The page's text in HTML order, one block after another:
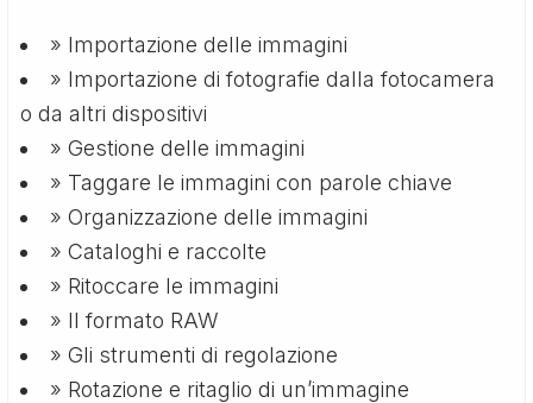
» Importazione delle immagini
» Importazione di fotografie dalla fotocamera
o da altri dispositivi
» Gestione delle immagini
» Taggare le immagini con parole chiave
» Organizzazione delle immagini
» Cataloghi e raccolte
» Ritoccare le immagini
» Il formato RAW
» Gli strumenti di regolazione
» Rotazione e ritaglio di un’immagine